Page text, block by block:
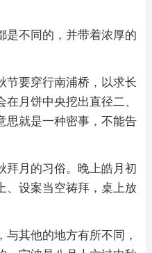
不同的，并带着浓厚的
要穿行南浦桥，以求长
月饼中央挖出直径二、
思就是一种密事，不能告
月的习俗。晚上皓月初
、设案当空祷拜，桌上放
其他的地方有所不同，